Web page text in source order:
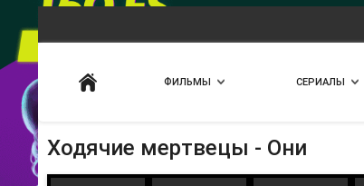
ФИЛЬМЫ СЕРИАЛЫ
Ходячие мертвецы - Они